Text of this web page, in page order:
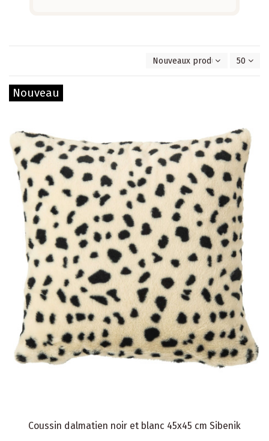
Nouveaux produits en50
Nouveau
Coussin dalmatien noir et blanc 45x45 cm Sibenik